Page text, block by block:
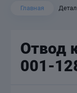
Главная
Отвод
001-